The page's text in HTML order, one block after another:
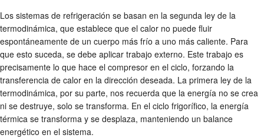
Los sistemas de refrigeración se basan en la segunda ley de la
termodinámica, que establece que el calor no puede fluir
espontáneamente de un cuerpo más frío a uno más caliente. Para
que esto suceda, se debe aplicar trabajo externo. Este trabajo es
precisamente lo que hace el compresor en el ciclo, forzando la
transferencia de calor en la dirección deseada. La primera ley de la
termodinámica, por su parte, nos recuerda que la energía no se crea
ni se destruye, solo se transforma. En el ciclo frigorífico, la energía
térmica se transforma y se desplaza, manteniendo un balance
energético en el sistema.